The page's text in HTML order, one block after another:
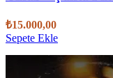
₺15.000,00
Sepete Ekle